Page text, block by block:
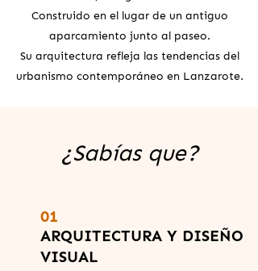
Construido en el lugar de un antiguo
aparcamiento junto al paseo.
Su arquitectura refleja las tendencias del
urbanismo contemporáneo en Lanzarote.
¿Sabías que?
01
ARQUITECTURA Y DISEÑO
VISUAL